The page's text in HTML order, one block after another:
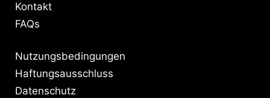
Kontakt
FAQs
Nutzungsbedingungen
Haftungsausschluss
Datenschutz